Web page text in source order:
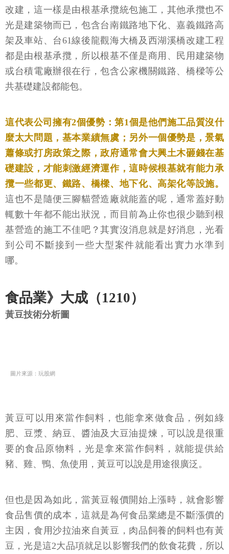
改建，這一樣是由根基承攬統包施工，其他承攬也不
光是建築物而已，包含台南鐵路地下化、嘉義鐵路高
架及車站、台61線後龍觀海大橋及西湖溪橋改建工程
都是由根基承攬，所以根基不僅是商用、民用建築物
或台積電廠辦很在行，包含公家機關鐵路、橋樑等公
共基礎建設都能包。
這代表公司擁有2個優勢：第1個是他們施工品質沒什
麼太大問題，基本業績無虞；另外一個優勢是，景氣
蕭條或打房政策之際，政府通常會大興土木砸錢在基
礎建設，才能刺激經濟運作，這時候根基就有能力承
攬一些都更、鐵路、橋樑、地下化、高架化等設施。
這也不是隨便三腳貓營造廠就能蓋的呢，通常蓋好動
輒數十年都不能出狀況，而目前為止你也很少聽到根
基營造的施工不佳吧？其實沒消息就是好消息，光看
到公司不斷接到一些大型案件就能看出實力水準到
哪。
食品業》大成（1210）
黃豆技術分析圖
圖片來源：玩股網
黃豆可以用來當作飼料，也能拿來做食品，例如綠
肥、豆漿、納豆、醬油及大豆油提煉，可以說是很重
要的食品原物料，光是拿來當作飼料，就能提供給
豬、雞、鴨、魚使用，黃豆可以說是用途很廣泛。
但也是因為如此，當黃豆報價開始上漲時，就會影響
食品售價的成本，這就是為何食品業總是不斷漲價的
主因，食用沙拉油來自黃豆，肉品飼養的飼料也有黃
豆，光是這2大品項就足以影響我們的飲食花費，所以